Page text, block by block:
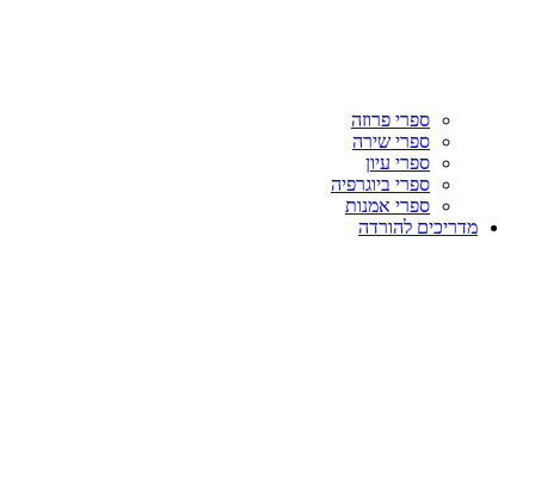
ספרי פרוזה
ספרי שירה
ספרי עיון
ספרי ביוגרפיה
ספרי אמנות
מדריכים להורדה